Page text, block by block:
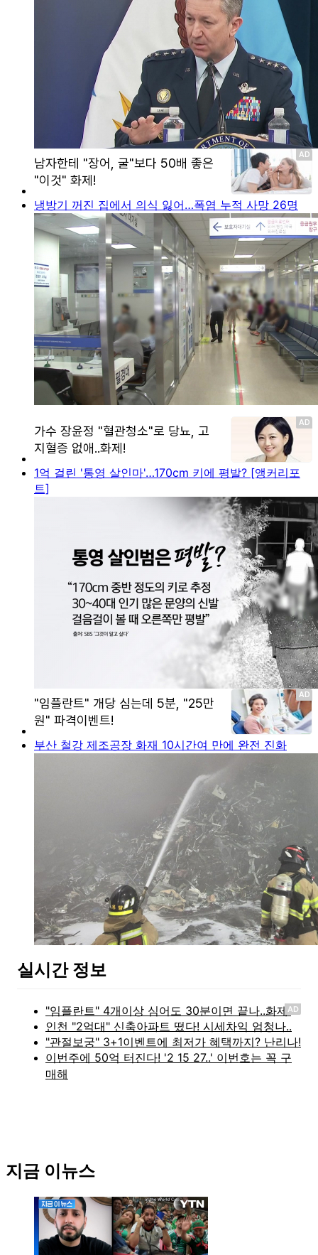
냉방기 꺼진 집에서 의식 잃어…폭염 누적 사망 26명
1억 걸린 '통영 살인마'…170cm 키에 평발? [앵커리포
트]
부산 철강 제조공장 화재 10시간여 만에 완전 진화
실시간 정보
AD
지금 이뉴스